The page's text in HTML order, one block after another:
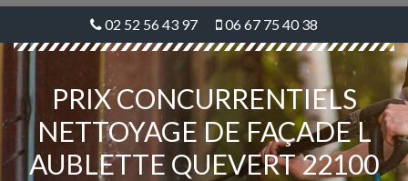
02 52 56 43 97 06 67 75 40 38
PRIX CONCURRENTIELS
NETTOYAGE DE FAÇADE L
AUBLETTE QUEVERT 22100